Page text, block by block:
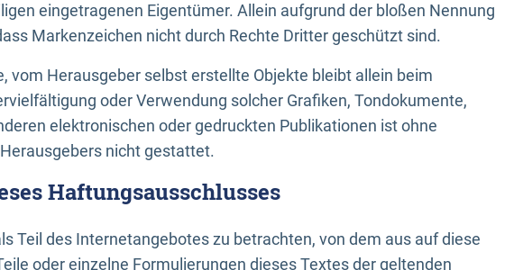
eingetragenen Eigentümer. Allein aufgrund der bloßen Nennung
Markenzeichen nicht durch Rechte Dritter geschützt sind.
vom Herausgeber selbst erstellte Objekte bleibt allein beim
oder Verwendung solcher Grafiken, Tondokumente,
elektronischen oder gedruckten Publikationen ist ohne
nicht gestattet.
Haftungsausschlusses
Teil des Internetangebotes zu betrachten, von dem aus auf diese
oder einzelne Formulierungen dieses Textes der geltenden